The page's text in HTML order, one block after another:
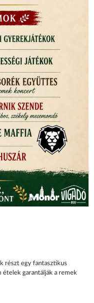
részt egy fantasztikus
ételek garantálják a remek